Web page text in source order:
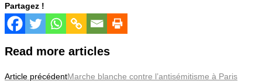
Partagez !
Read more articles
Article précédentMarche blanche contre l’antisémitisme à Paris